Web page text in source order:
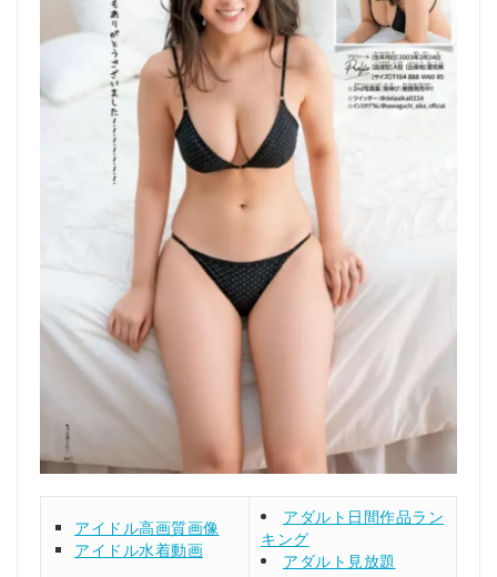
アイドル高画質画像
アイドル水着動画
アダルト日間作品ラン
キング
アダルト見放題